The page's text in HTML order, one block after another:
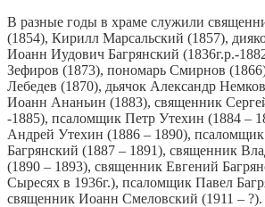
В разные годы в храме служили
(1854), Кирилл Марсальский (1857),
Иоанн Иудович Багрянский (1836г.р.-
Зефиров (1873), пономарь Смирнов
Лебедев (1870), дьячок Александр
Иоанн Ананьин (1883), священник
-1885), псаломщик Петр Утехин (1884 –
Андрей Утехин (1886 – 1890),
Багрянский (1887 – 1891), священник
(1890 – 1893), священник Евгений
Сыресях в 1936г.), псаломщик Павел
священник Иоанн Смеловский (1911 – ?).